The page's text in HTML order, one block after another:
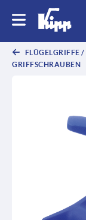
FLÜGELGRIFFE
GRIFFSCHRAUBEN